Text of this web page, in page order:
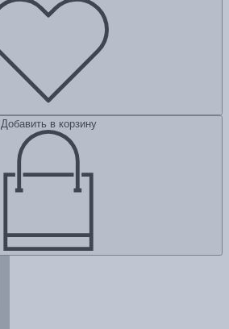
Добавить в корзину